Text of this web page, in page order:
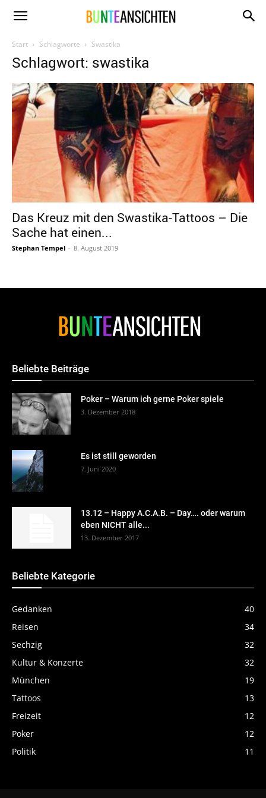
www.bunte-
ansichten.de
Start Schlagworte Swastika
Schlagwort: swastika
Das Kreuz mit den Swastika-Tattoos – Die
Sache hat einen...
Stephan Tempel - 8. August 2019
Beliebte Beiträge
Poker – Warum ich gerne Poker spiele
3. Dezember 2018
Es ist still geworden
7. Juni 2020
13.12 – Happy A.C.A.B. – Day…. oder warum
eben NICHT alle...
13. Dezember 2017
Beliebte Kategorie
Gedanken
40
Reisen
34
Sechzig
32
Kultur & Konzerte
32
München
19
Tattoos
13
Freizeit
12
Poker
12
Politik
11